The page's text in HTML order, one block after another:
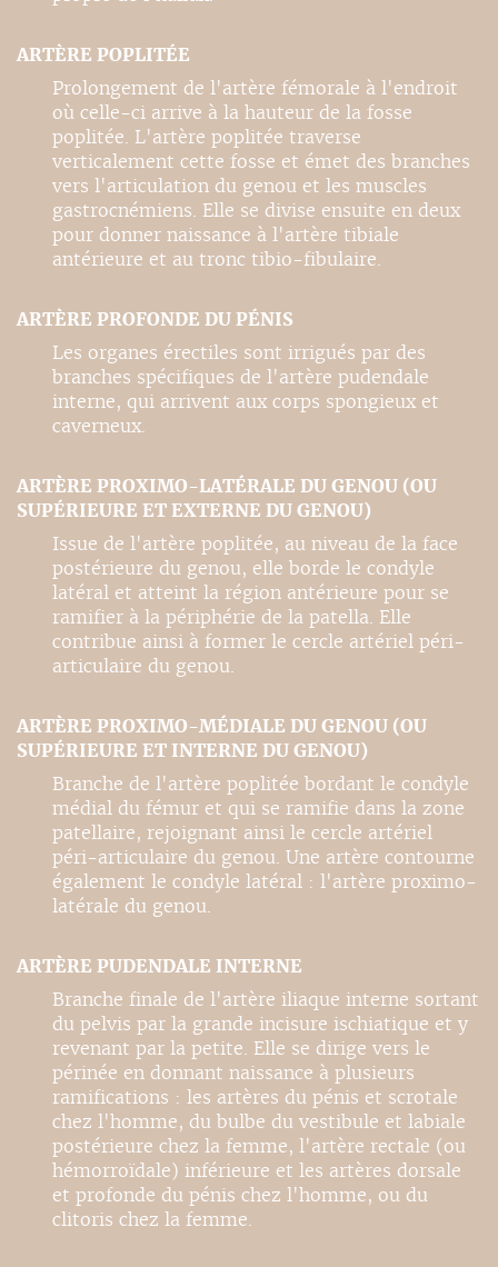
ARTÈRE POPLITÉE
Prolongement de l'artère fémorale à l'endroit
où celle-ci arrive à la hauteur de la fosse
poplitée. L'artère poplitée traverse
verticalement cette fosse et émet des branches
vers l'articulation du genou et les muscles
gastrocnémiens. Elle se divise ensuite en deux
pour donner naissance à l'artère tibiale
antérieure et au tronc tibio-fibulaire.
ARTÈRE PROFONDE DU PÉNIS
Les organes érectiles sont irrigués par des
branches spécifiques de l'artère pudendale
interne, qui arrivent aux corps spongieux et
caverneux.
ARTÈRE PROXIMO-LATÉRALE DU GENOU (OU
SUPÉRIEURE ET EXTERNE DU GENOU)
Issue de l'artère poplitée, au niveau de la face
postérieure du genou, elle borde le condyle
latéral et atteint la région antérieure pour se
ramifier à la périphérie de la patella. Elle
contribue ainsi à former le cercle artériel péri-
articulaire du genou.
ARTÈRE PROXIMO-MÉDIALE DU GENOU (OU
SUPÉRIEURE ET INTERNE DU GENOU)
Branche de l'artère poplitée bordant le condyle
médial du fémur et qui se ramifie dans la zone
patellaire, rejoignant ainsi le cercle artériel
péri-articulaire du genou. Une artère contourne
également le condyle latéral : l'artère proximo-
latérale du genou.
ARTÈRE PUDENDALE INTERNE
Branche finale de l'artère iliaque interne sortant
du pelvis par la grande incisure ischiatique et y
revenant par la petite. Elle se dirige vers le
périnée en donnant naissance à plusieurs
ramifications : les artères du pénis et scrotale
chez l'homme, du bulbe du vestibule et labiale
postérieure chez la femme, l'artère rectale (ou
hémorroïdale) inférieure et les artères dorsale
et profonde du pénis chez l'homme, ou du
clitoris chez la femme.